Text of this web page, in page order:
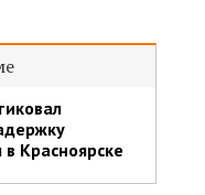
Красноярске